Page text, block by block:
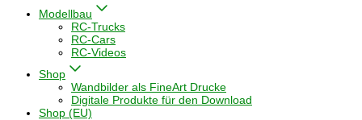
Modellbau
RC-Trucks
RC-Cars
RC-Videos
Shop
Wandbilder als FineArt Drucke
Digitale Produkte für den Download
Shop (EU)